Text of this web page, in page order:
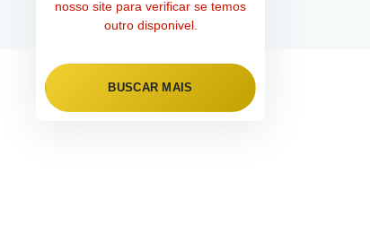
nosso site para verificar se temos
outro disponivel.
BUSCAR MAIS